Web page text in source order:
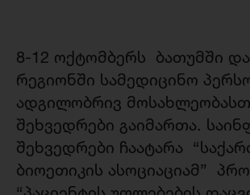
8-12 ოქტომბერს ბათუმში და
რეგიონში სამედიცინო
ადგილობრივ
შეხვედრები გაიმართა.
შეხვედრები ჩაატარა
ბიოეთიკის ასოციაციამ”